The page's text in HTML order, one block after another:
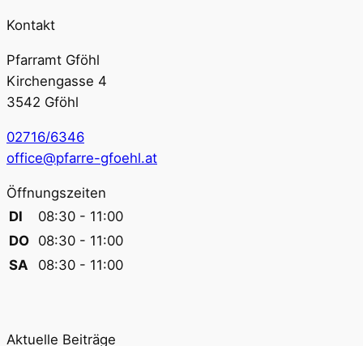
Kontakt
Pfarramt Gföhl
Kirchengasse 4
3542 Gföhl
02716/6346
office@pfarre-gfoehl.at
Öffnungszeiten
DI
08:30 - 11:00
DO 08:30 - 11:00
SA
08:30 - 11:00
Aktuelle Beiträge